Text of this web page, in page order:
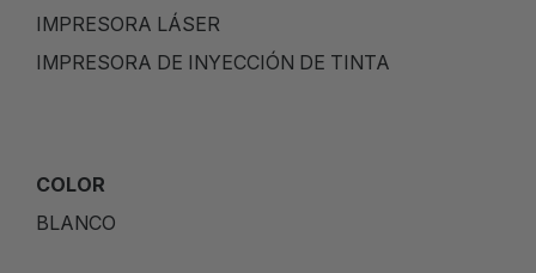
IMPRESORA LÁSER
IMPRESORA DE INYECCIÓN DE TINTA
COLOR
BLANCO